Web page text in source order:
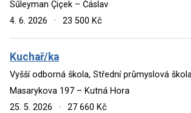
Sűleyman Çiçek – Čáslav
4. 6. 2026
· 23 500 Kč
Kuchař/ka
Vyšší odborná škola, Střední průmyslová
Masarykova 197 – Kutná Hora
25. 5. 2026
· 27 660 Kč